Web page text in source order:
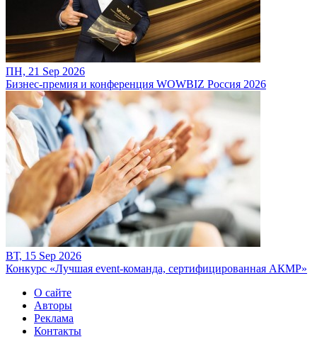
ПН, 21 Sep 2026
Бизнес-премия и конференция WOWBIZ Россия 2026
ВТ, 15 Sep 2026
Конкурс «Лучшая event-команда, сертифицированная АКМР»
О сайте
Авторы
Реклама
Контакты